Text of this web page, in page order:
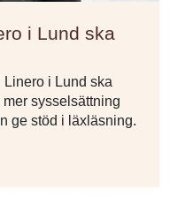
i Lund ska
Linero i Lund ska
sysselsättning
ge stöd i läxläsning.